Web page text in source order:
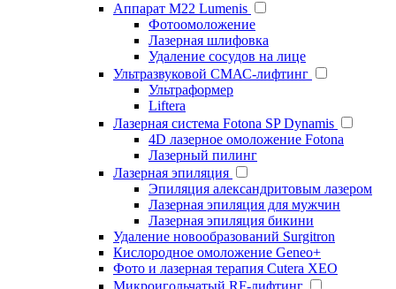
Аппарат М22 Lumenis
Фотоомоложение
Лазерная шлифовка
Удаление сосудов на лице
Ультразвуковой СМАС-лифтинг
Ультраформер
Liftera
Лазерная система Fotona SP Dynamis
4D лазерное омоложение Fotona
Лазерный пилинг
Лазерная эпиляция
Эпиляция александритовым лазером
Лазерная эпиляция для мужчин
Лазерная эпиляция бикини
Удаление новообразований Surgitron
Кислородное омоложение Geneo+
Фото и лазерная терапия Cutera XEO
Микроигольчатый RF-лифтинг